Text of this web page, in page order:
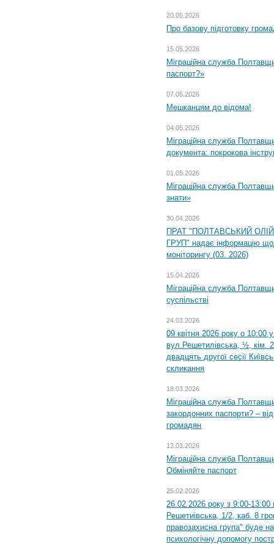
20.05.2026
Про базову підготовку
15.05.2026
Міграційна служба
паспорт?»
07.05.2026
Мешканцям до відома!
04.05.2026
Міграційна служба
документа: покрокова
01.05.2026
Міграційна служба
знати»
30.04.2026
ПРАТ "ПОЛТАВСЬКИЙ
ГРУП" надає інформацію
моніторингу (03. 2026)
15.04.2026
Міграційна служба
суспільстві
24.03.2026
09 квітня 2026 року о 10:00
вул.Решетилівська, ½, кім.
двадцять другої сесії
скликання
18.03.2026
Міграційна служба
закордонних паспорти? –
громадян
13.03.2026
Міграційна служба
Обміняйте паспорт
25.02.2026
26.02.2026 року з 9:00-
Решетиівська, 1/2, каб. 8
правозахисна група" буде
психологічну допомогу